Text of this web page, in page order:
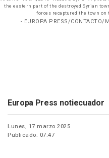
the eastern part of the destroyed Syrian
forces recaptured the town
- EUROPA PRESS/CONTACTO/
Europa Press notiecuador
Lunes, 17 marzo 2025
Publicado: 07:47